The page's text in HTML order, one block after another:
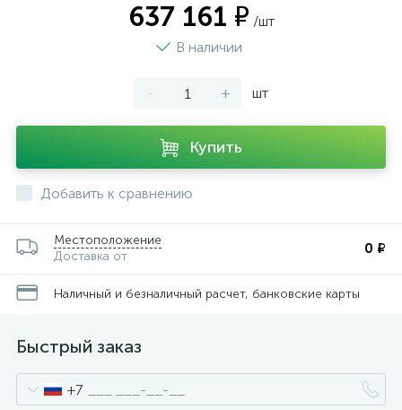
637 161 ₽ /шт
В наличии
- + шт
Купить
Добавить к сравнению
Местоположение
Доставка от
0 ₽
Наличный и безналичный расчет, банковские карты
Быстрый заказ
+7